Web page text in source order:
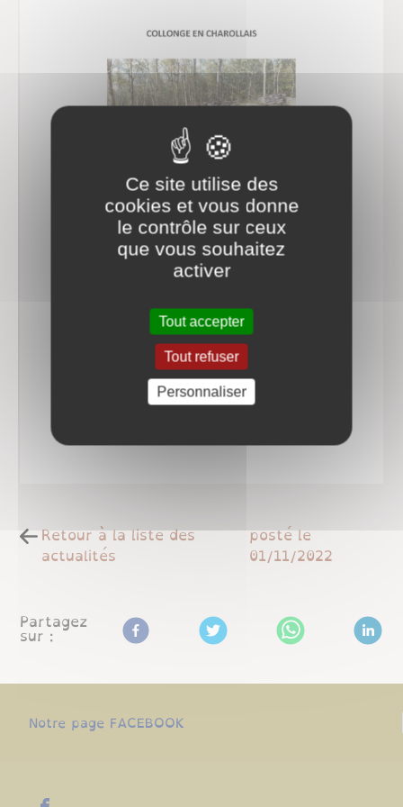
Retour à la liste des
actualités
posté le
01/11/2022
Partagez
sur :
Notre page FACEBOOK
Ce site utilise des
cookies et vous donne
le contrôle sur ceux
que vous souhaitez
activer
Tout accepter
Tout refuser
Personnaliser